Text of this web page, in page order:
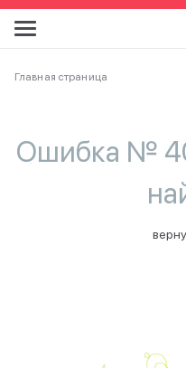
Главная страница
Ошибка №